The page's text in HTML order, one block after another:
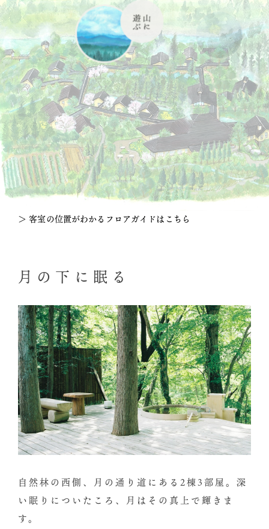
＞ 客室の位置がわかるフロアガイドはこちら
月の下に眠る
自然林の西側、月の通り道にある2棟3部屋。深
い眠りについたころ、月はその真上で輝きま
す。